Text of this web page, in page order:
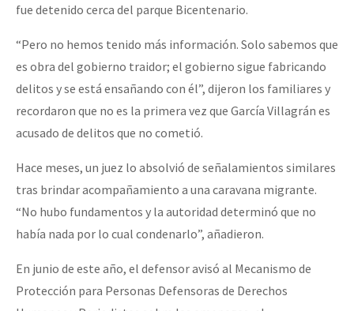
fue detenido cerca del parque Bicentenario.
“Pero no hemos tenido más información. Solo sabemos que
es obra del gobierno traidor; el gobierno sigue fabricando
delitos y se está ensañando con él”, dijeron los familiares y
recordaron que no es la primera vez que García Villagrán es
acusado de delitos que no cometió.
Hace meses, un juez lo absolvió de señalamientos similares
tras brindar acompañamiento a una caravana migrante.
“No hubo fundamentos y la autoridad determinó que no
había nada por lo cual condenarlo”, añadieron.
En junio de este año, el defensor avisó al Mecanismo de
Protección para Personas Defensoras de Derechos